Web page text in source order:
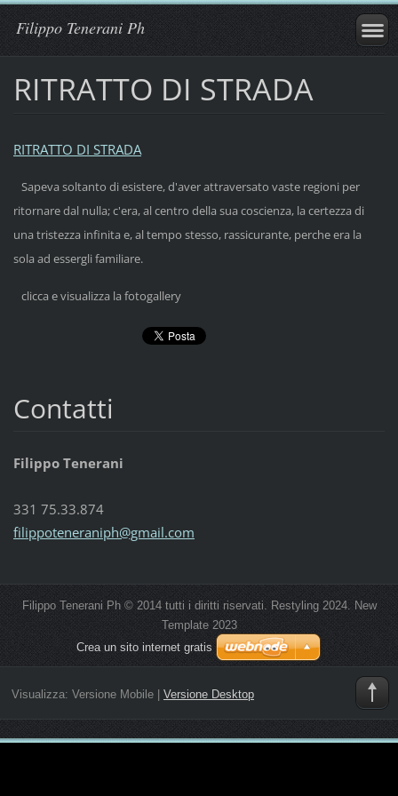
Filippo Tenerani Ph
RITRATTO DI STRADA
RITRATTO DI STRADA
Sapeva soltanto di esistere, d'aver attraversato vaste regioni per
ritornare dal nulla; c'era, al centro della sua coscienza, la certezza di
una tristezza infinita e, al tempo stesso, rassicurante, perche era la
sola ad essergli familiare.
clicca e visualizza la fotogallery
Contatti
Filippo Tenerani
331 75.33.874
filippoteneraniph@gmail.com
Filippo Tenerani Ph © 2014 tutti i diritti riservati. Restyling 2024. New
Template 2023
Crea un sito internet gratis
Visualizza: Versione Mobile| Versione Desktop